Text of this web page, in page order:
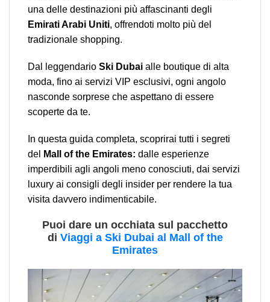
una delle destinazioni più affascinanti degli
Emirati Arabi Uniti, offrendoti molto più del
tradizionale shopping.
Dal leggendario Ski Dubai alle boutique di alta
moda, fino ai servizi VIP esclusivi, ogni angolo
nasconde sorprese che aspettano di essere
scoperte da te.
In questa guida completa, scoprirai tutti i segreti
del
Mall of the Emirates: dalle esperienze
imperdibili agli angoli meno conosciuti, dai servizi
luxury ai consigli degli insider per rendere la tua
visita davvero indimenticabile.
Puoi dare un occhiata sul pacchetto
di Viaggi a Ski Dubai al Mall of the
Emirates